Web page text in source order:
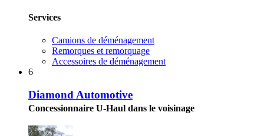
Services
Camions de déménagement
Remorques et remorquage
Accessoires de déménagement
6
Diamond Automotive
Concessionnaire U-Haul dans le voisinage